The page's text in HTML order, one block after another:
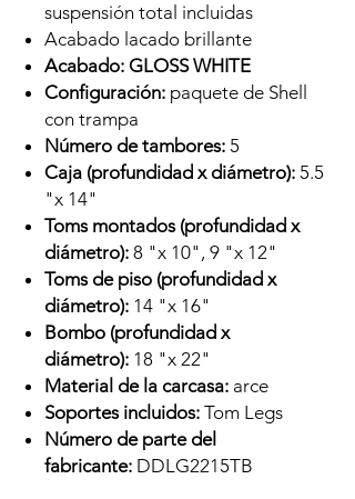
suspensión total incluidas
Acabado lacado brillante
Acabado: GLOSS WHITE
Configuración: paquete de Shell
con trampa
Número de tambores: 5
Caja (profundidad x diámetro): 5.5
"x 14"
Toms montados (profundidad x
diámetro): 8 "x 10", 9 "x 12"
Toms de piso (profundidad x
diámetro): 14 "x 16"
Bombo (profundidad x
diámetro): 18 "x 22"
Material de la carcasa: arce
Soportes incluidos: Tom Legs
Número de parte del
fabricante: DDLG2215TB